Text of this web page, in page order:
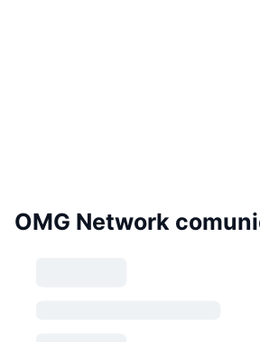
OMG Network